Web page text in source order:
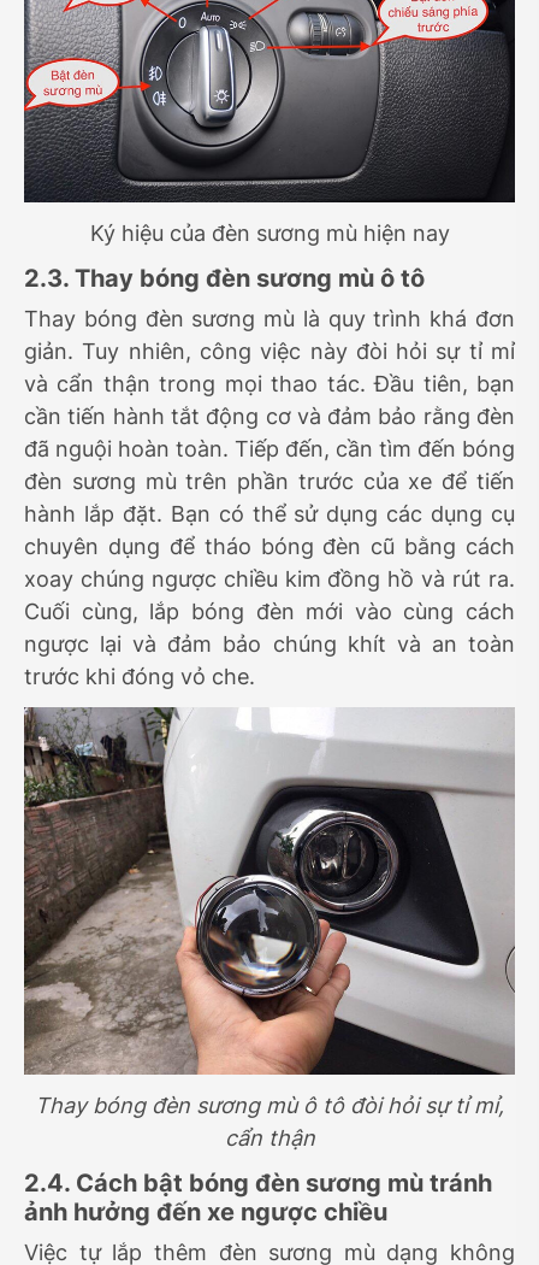
Ký hiệu của đèn sương mù hiện nay
2.3. Thay bóng đèn sương mù ô tô
Thay bóng đèn sương mù là quy trình khá đơn
giản. Tuy nhiên, công việc này đòi hỏi sự tỉ mỉ
và cẩn thận trong mọi thao tác. Đầu tiên, bạn
cần tiến hành tắt động cơ và đảm bảo rằng đèn
đã nguội hoàn toàn. Tiếp đến, cần tìm đến bóng
đèn sương mù trên phần trước của xe để tiến
hành lắp đặt. Bạn có thể sử dụng các dụng cụ
chuyên dụng để tháo bóng đèn cũ bằng cách
xoay chúng ngược chiều kim đồng hồ và rút ra.
Cuối cùng, lắp bóng đèn mới vào cùng cách
ngược lại và đảm bảo chúng khít và an toàn
trước khi đóng vỏ che.
Thay bóng đèn sương mù ô tô đòi hỏi sự tỉ mỉ,
cẩn thận
2.4. Cách bật bóng đèn sương mù tránh
ảnh hưởng đến xe ngược chiều
Việc tự lắp thêm đèn sương mù dạng không